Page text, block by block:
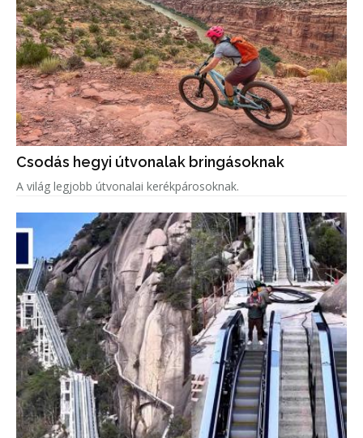
Csodás hegyi útvonalak bringásoknak
A világ legjobb útvonalai kerékpárosoknak.